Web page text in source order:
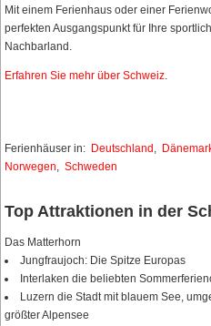
Mit einem Ferienhaus oder einer
perfekten Ausgangspunkt für Ihre
Nachbarland.
Erfahren Sie mehr über Schweiz.
Ferienhäuser in: Deutschland ,
Norwegen, Schweden
Top Attraktionen in der
Das Matterhorn
Jungfraujoch: Die Spitze Europas
Interlaken die beliebten
Luzern die Stadt mit blauem See,
größter Alpensee